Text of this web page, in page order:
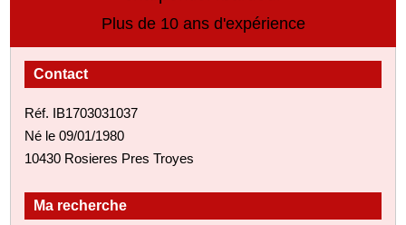
Plus de 10 ans d'expérience
Contact
Réf. IB1703031037
Né le 09/01/1980
10430 Rosieres Pres Troyes
Ma recherche